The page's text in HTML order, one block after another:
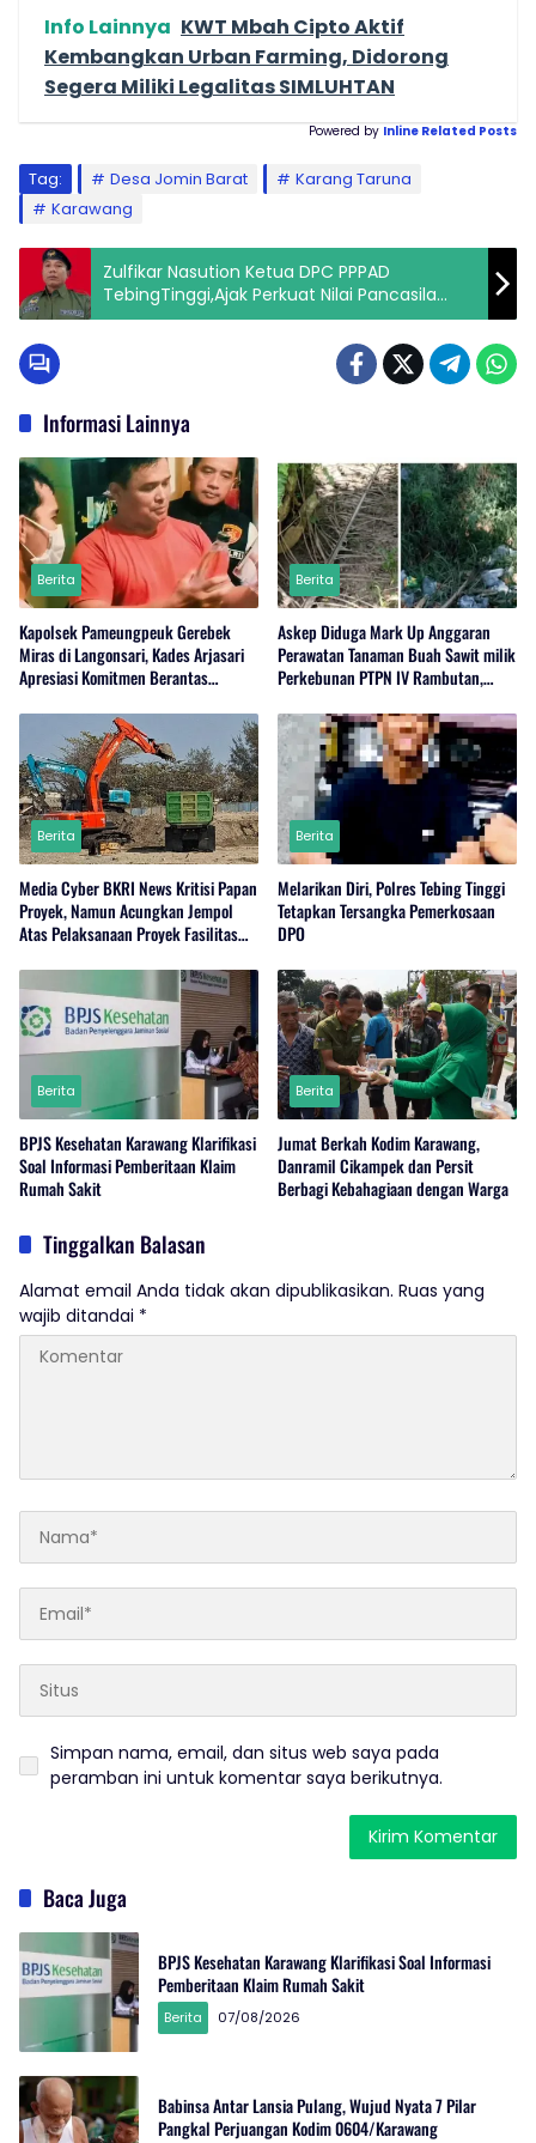
Info Lainnya KWT Mbah Cipto Aktif
Kembangkan Urban Farming, Didorong
Segera Miliki Legalitas SIMLUHTAN
Powered by Inline Related Posts
Tag: Desa Jomin Barat
Karang Taruna
Karawang
Zulfikar Nasution Ketua DPC PPPAD
TebingTinggi,Ajak Perkuat Nilai Pancasila
dalam Kehidupan Berbangsa
Informasi Lainnya
Berita
Kapolsek Pameungpeuk Gerebek
Miras di Langonsari, Kades Arjasari
Apresiasi Komitmen Berantas
Berita
Askep Diduga Mark Up Anggaran
Perawatan Tanaman Buah Sawit milik
Perkebunan PTPN IV Rambutan,
Berita
Media Cyber BKRI News Kritisi Papan
Proyek, Namun Acungkan Jempol
Atas Pelaksanaan Proyek Fasilitas
Berita
Melarikan Diri, Polres Tebing Tinggi
Tetapkan Tersangka Pemerkosaan
DPO
Berita
BPJS Kesehatan Karawang Klarifikasi
Soal Informasi Pemberitaan Klaim
Rumah Sakit
Berita
Jumat Berkah Kodim Karawang,
Danramil Cikampek dan Persit
Berbagi Kebahagiaan dengan Warga
Tinggalkan Balasan
Alamat email Anda tidak akan dipublikasikan. Ruas yang
wajib ditandai *
Simpan nama, email, dan situs web saya pada
peramban ini untuk komentar saya berikutnya.
Baca Juga
BPJS Kesehatan Karawang Klarifikasi Soal Informasi
Pemberitaan Klaim Rumah Sakit
Berita 07/08/2026
Babinsa Antar Lansia Pulang, Wujud Nyata 7 Pilar
Pangkal Perjuangan Kodim 0604/Karawang